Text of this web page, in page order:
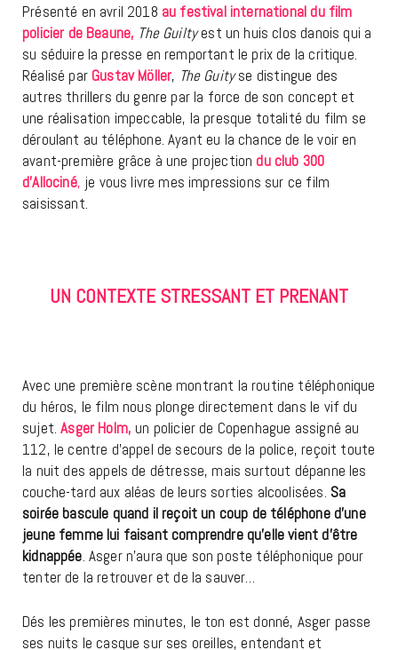
Présenté en avril 2018 au festival international du film
policier de Beaune, The Guiltyest un huis clos danois qui a
su séduire la presse en remportant le prix de la critique.
Réalisé par Gustav Möller, The Guityse distingue des
autres thrillers du genre par la force de son concept et
une réalisation impeccable, la presque totalité du film se
déroulant au téléphone. Ayant eu la chance de le voir en
avant-première grâce à une projection du club 300
d’Allociné, je vous livre mes impressions sur ce film
saisissant.
UN CONTEXTE STRESSANT ET PRENANT
Avec une première scène montrant la routine téléphonique
du héros, le film nous plonge directement dans le vif du
sujet.Asger Holm, un policier de Copenhague assigné au
112, le centre d’appel de secours de la police, reçoit toute
la nuit des appels de détresse, mais surtout dépanne les
couche-tard aux aléas de leurs sorties alcoolisées. Sa
soirée bascule quand il reçoit un coup de téléphone d’une
jeune femme lui faisant comprendre qu’elle vient d’être
kidnappée. Asger n’aura que son poste téléphonique pour
tenter de la retrouver et de la sauver…
Dés les premières minutes, le ton est donné, Asger passe
ses nuits le casque sur ses oreilles, entendant et